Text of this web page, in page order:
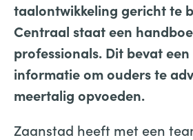
taalontwikkeling gericht te
Centraal staat een
professionals. Dit bevat
informatie om ouders te
meertalig opvoeden.
Zaanstad heeft met een